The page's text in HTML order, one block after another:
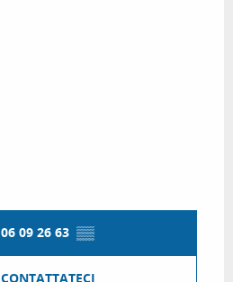
06 09 26 63 ▒▒
CONTATTATECI